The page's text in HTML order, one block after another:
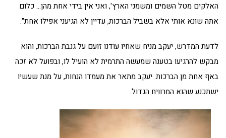
האלקים מטל השמים ומשמני הארץ', ואני אין בידי אחת מהן… כלום
אתה שונא אותי אלא בשביל הברכות, עדיין לא הגיעני אפילו אחת".
לדעת המדרש, יעקב מניח שאחיו עודנו זועם על גנבת הברכות, והוא
מבקש להרגיעו בטענה שמעשה התרמית לא הועיל לו, ובפועל לא זכה
באף אחת מן הברכות. יעקב מתאר את מעמדו הנחות, על מנת שעשיו
ישתכנע שהוא המרוויח הגדול.